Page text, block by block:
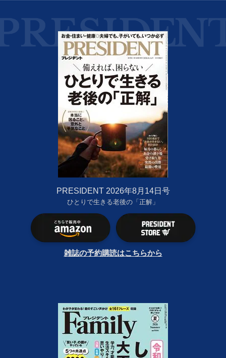
PRESIDENT 2026年8月14日号
ひとりで生きる老後の「正解」
雑誌の予約購読はこちらから